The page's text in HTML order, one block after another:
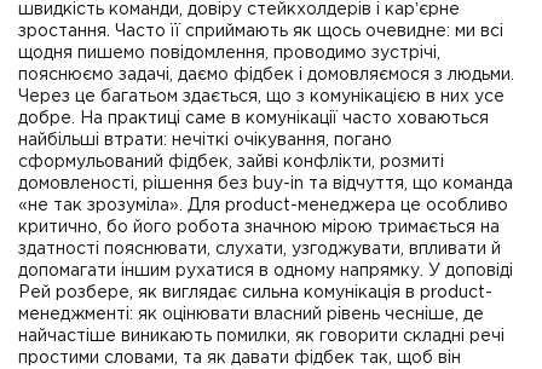
швидкість команди, довіру стейкхолдерів і карʼєрне
зростання. Часто її сприймають як щось очевидне: ми всі
щодня пишемо повідомлення, проводимо зустрічі,
пояснюємо задачі, даємо фідбек і домовляємося з людьми.
Через це багатьом здається, що з комунікацією в них усе
добре. На практиці саме в комунікації часто ховаються
найбільші втрати: нечіткі очікування, погано
сформульований фідбек, зайві конфлікти, розмиті
домовленості, рішення без buy-in та відчуття, що команда
«не так зрозуміла». Для product-менеджера це особливо
критично, бо його робота значною мірою тримається на
здатності пояснювати, слухати, узгоджувати, впливати й
допомагати іншим рухатися в одному напрямку. У доповіді
Рей розбере, як виглядає сильна комунікація в product-
менеджменті: як оцінювати власний рівень чесніше, де
найчастіше виникають помилки, як говорити складні речі
простими словами, та як давати фідбек так, щоб він